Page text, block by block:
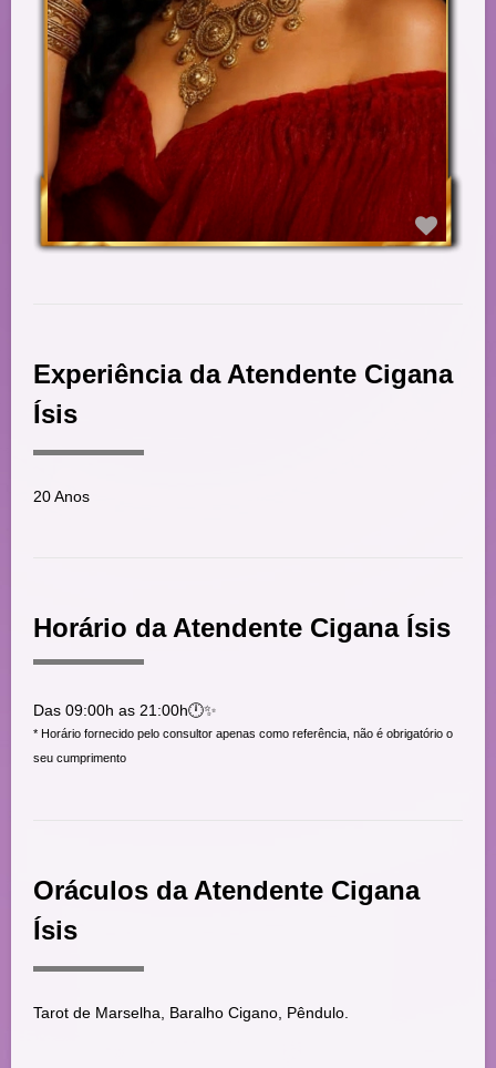
Experiência da Atendente Cigana
Ísis
20 Anos
Horário da Atendente Cigana Ísis
Das 09:00h as 21:00h🕛✨
* Horário fornecido pelo consultor apenas como referência, não é obrigatório o
seu cumprimento
Oráculos da Atendente Cigana
Ísis
Tarot de Marselha, Baralho Cigano, Pêndulo.